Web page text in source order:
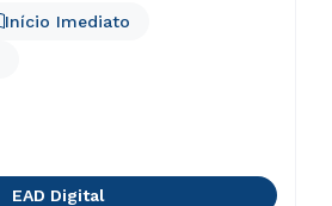
Início Imediato
EAD Digital